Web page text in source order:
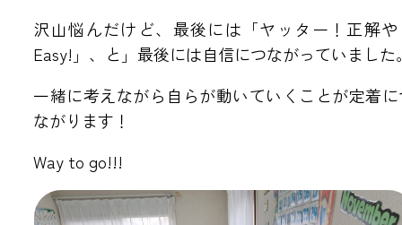
沢山悩んだけど、最後には「ヤッター！正解や
Easy!」、と」最後には自信につながっていました
一緒に考えながら自らが動いていくことが定着
ながります！
Way to go!!!